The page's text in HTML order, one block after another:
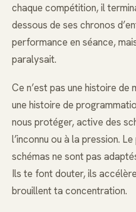
chaque compétition, il
dessous de ses chronos
performance en séance,
paralysait.
Ce n’est pas une histoire de
une histoire de
nous protéger, active des
l’inconnu ou à la pression.
schémas ne sont pas
Ils te font douter, ils
brouillent ta concentration.